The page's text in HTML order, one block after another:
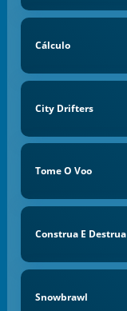
Cálculo
City Drifters
Tome O Voo
Construa E Destrua
Snowbrawl